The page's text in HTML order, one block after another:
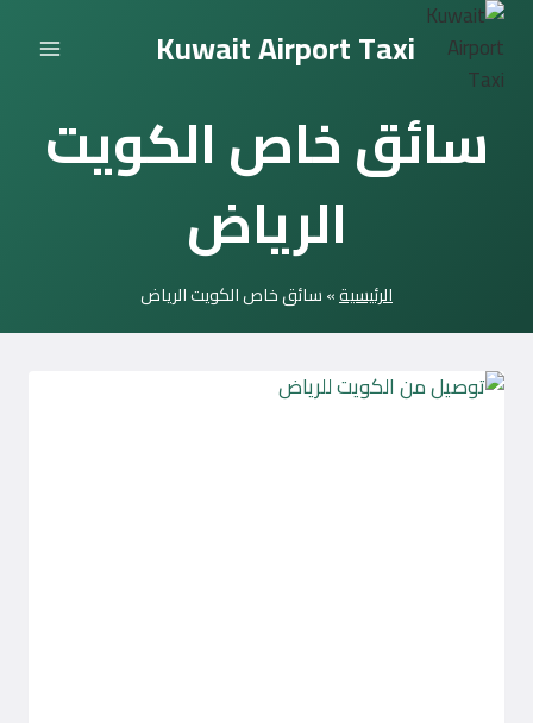
التجاوز
المحتوى
Kuwait Airport Taxi
سائق خاص الكويت
الرياض
الرئيسية»سائق خاص الكويت الرياض